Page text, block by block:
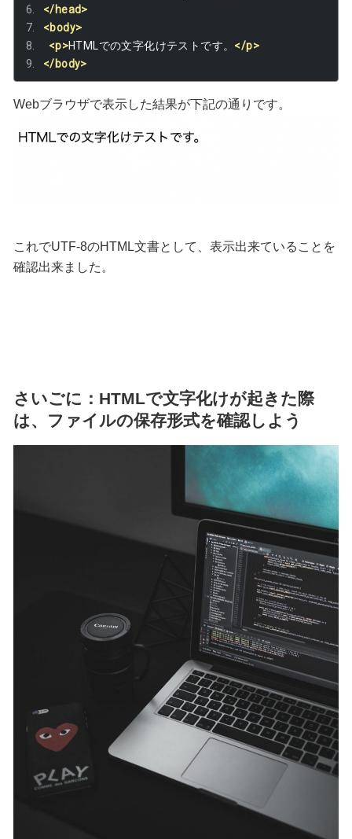
</head>
<body>
<p>HTMLでの文字化けテストです。 </p>
</body>
Webブラウザで表示した結果が下記の通りです。
これでUTF-8のHTML文書として、表示出来ていることを
確認出来ました。
さいごに：HTMLで文字化けが起きた際
は、ファイルの保存形式を確認しよう